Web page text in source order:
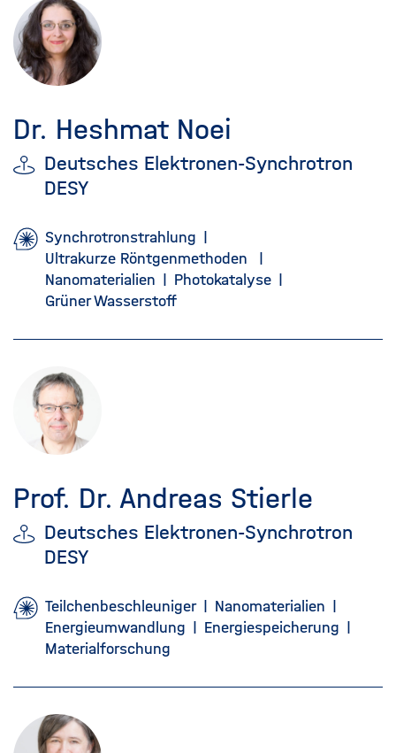
Dr. Heshmat Noei
Deutsches Elektronen-Synchrotron
DESY
Synchrotronstrahlung
Ultrakurze Röntgenmethoden
Nanomaterialien
Photokatalyse
Grüner Wasserstoff
Prof. Dr. Andreas Stierle
Deutsches Elektronen-Synchrotron
DESY
Teilchenbeschleuniger
Nanomaterialien
Energieumwandlung
Energiespeicherung
Materialforschung